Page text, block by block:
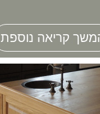
קריאה נוספת